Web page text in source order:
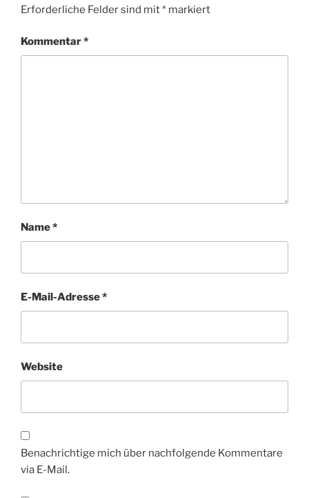
Erforderliche Felder sind mit* markiert
Kommentar*
Name*
E-Mail-Adresse*
Website
Benachrichtige mich über nachfolgende Kommentare
via E-Mail.